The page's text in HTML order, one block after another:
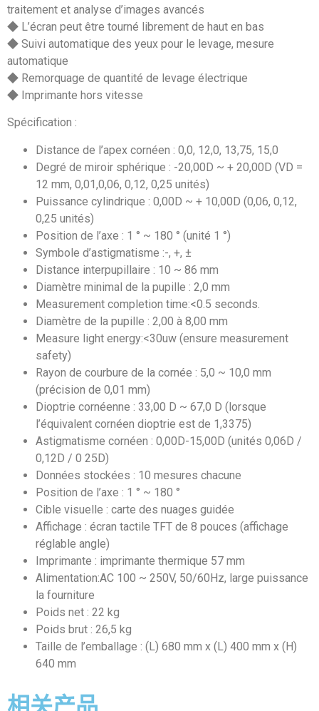
traitement et analyse d’images avancés
◆ L’écran peut être tourné librement de haut en bas
◆ Suivi automatique des yeux pour le levage, mesure
automatique
◆ Remorquage de quantité de levage électrique
◆ Imprimante hors vitesse
Spécification :
Distance de l’apex cornéen : 0,0, 12,0, 13,75, 15,0
Degré de miroir sphérique : -20,00D ~ + 20,00D (VD =
12 mm, 0,01,0,06, 0,12, 0,25 unités)
Puissance cylindrique : 0,00D ~ + 10,00D (0,06, 0,12,
0,25 unités)
Position de l’axe : 1 ° ~ 180 ° (unité 1 °)
Symbole d’astigmatisme :-, +, ±
Distance interpupillaire : 10 ~ 86 mm
Diamètre minimal de la pupille : 2,0 mm
Measurement completion time:<0.5 seconds.
Diamètre de la pupille : 2,00 à 8,00 mm
Measure light energy:<30uw (ensure measurement
safety)
Rayon de courbure de la cornée : 5,0 ~ 10,0 mm
(précision de 0,01 mm)
Dioptrie cornéenne : 33,00 D ~ 67,0 D (lorsque
l’équivalent cornéen dioptrie est de 1,3375)
Astigmatisme cornéen : 0,00D-15,00D (unités 0,06D /
0,12D / 0 25D)
Données stockées : 10 mesures chacune
Position de l’axe : 1 ° ~ 180 °
Cible visuelle : carte des nuages guidée
Affichage : écran tactile TFT de 8 pouces (affichage
réglable angle)
Imprimante : imprimante thermique 57 mm
Alimentation:AC 100 ~ 250V, 50/60Hz, large puissance
la fourniture
Poids net : 22 kg
Poids brut : 26,5 kg
Taille de l’emballage : (L) 680 mm x (L) 400 mm x (H)
640 mm